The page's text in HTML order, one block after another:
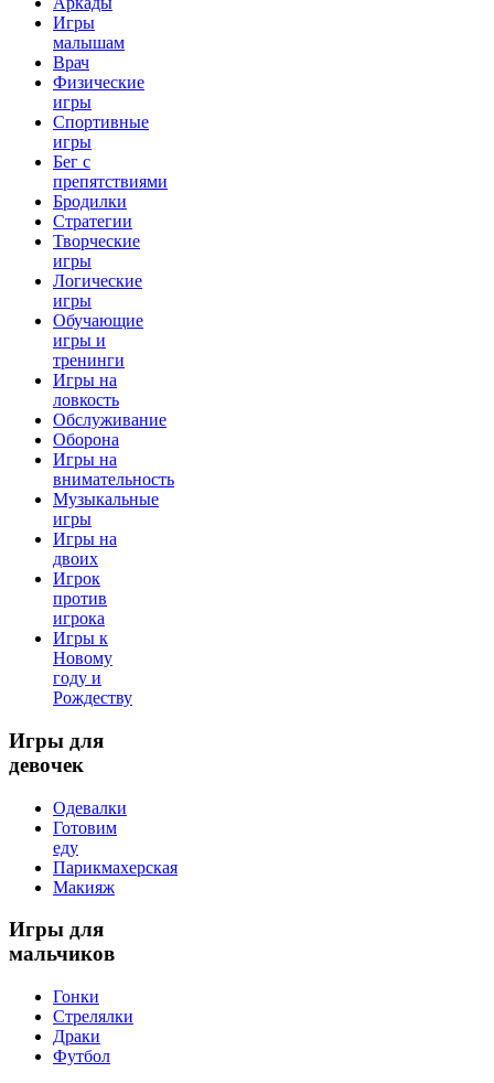
Игры
малышам
Врач
Физические
игры
Спортивные
игры
Бег с
препятствиями
Бродилки
Стратегии
Творческие
игры
Логические
игры
Обучающие
игры и
тренинги
Игры на
ловкость
Обслуживание
Оборона
Игры на
внимательность
Музыкальные
игры
Игры на
двоих
Игрок
против
игрока
Игры к
Новому
году и
Рождеству
Игры для
девочек
Одевалки
Готовим
еду
Парикмахерская
Макияж
Игры для
мальчиков
Гонки
Стрелялки
Драки
Футбол